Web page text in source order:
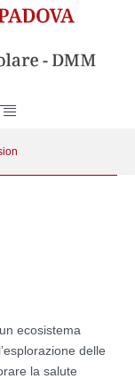
ecosistema
delle
la salute